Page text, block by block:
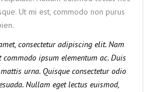
Ut mi est, commodo non purus
consectetur adipiscing elit. Nam
ipsum elementum ac. Duis
urna. Quisque consectetur odio
Nullam eget lectus euismod,